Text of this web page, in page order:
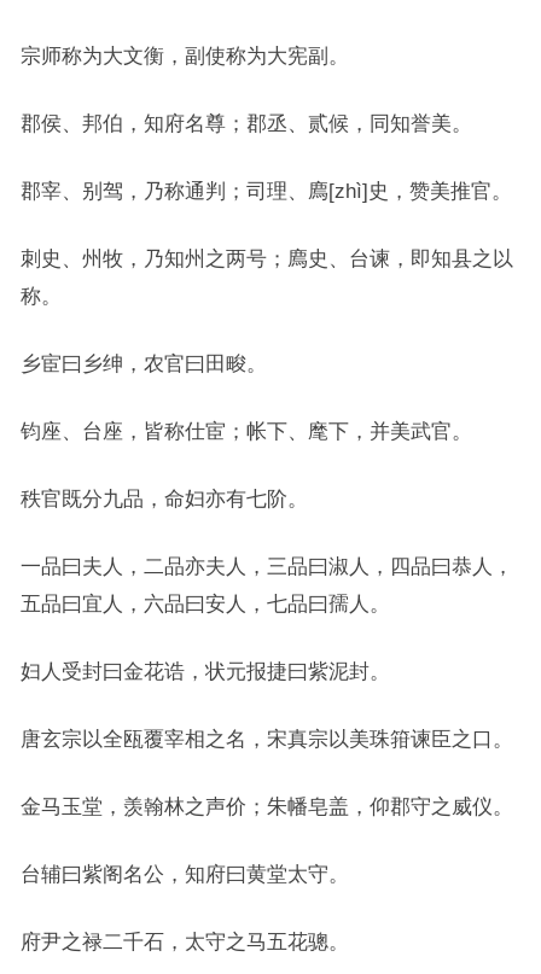
宗师称为大文衡，副使称为大宪副。
郡侯、邦伯，知府名尊；郡丞、贰候，同知誉美。
郡宰、别驾，乃称通判；司理、廌[zhì]史，赞美推官。
刺史、州牧，乃知州之两号；廌史、台谏，即知县之以
称。
乡宦曰乡绅，农官曰田畯。
钧座、台座，皆称仕宦；帐下、麾下，并美武官。
秩官既分九品，命妇亦有七阶。
一品曰夫人，二品亦夫人，三品曰淑人，四品曰恭人，
五品曰宜人，六品曰安人，七品曰孺人。
妇人受封曰金花诰，状元报捷曰紫泥封。
唐玄宗以全瓯覆宰相之名，宋真宗以美珠箝谏臣之口。
金马玉堂，羡翰林之声价；朱幡皂盖，仰郡守之威仪。
台辅曰紫阁名公，知府曰黄堂太守。
府尹之禄二千石，太守之马五花骢。